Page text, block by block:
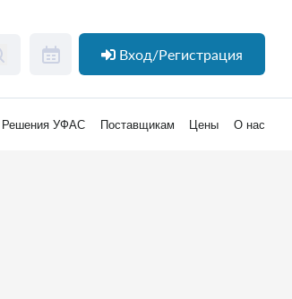
Вход/Регистрация
Решения УФАС Поставщикам Цены О нас